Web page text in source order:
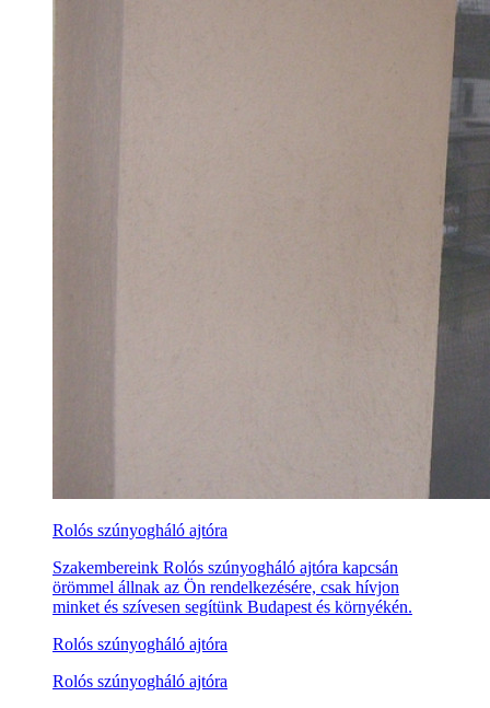
Rolós szúnyogháló ajtóra
Szakembereink Rolós szúnyogháló ajtóra kapcsán
örömmel állnak az Ön rendelkezésére, csak hívjon
minket és szívesen segítünk Budapest és környékén.
Rolós szúnyogháló ajtóra
Rolós szúnyogháló ajtóra